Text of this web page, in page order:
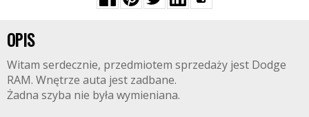
OPIS
Witam serdecznie, przedmiotem sprzedaży jest Dodge
RAM. Wnętrze auta jest zadbane.
Żadna szyba nie była wymieniana.